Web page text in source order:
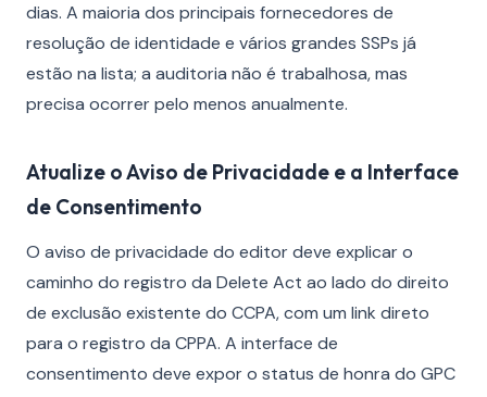
dias. A maioria dos principais fornecedores de
resolução de identidade e vários grandes SSPs já
estão na lista; a auditoria não é trabalhosa, mas
precisa ocorrer pelo menos anualmente.
Atualize o Aviso de Privacidade e a Interface
de Consentimento
O aviso de privacidade do editor deve explicar o
caminho do registro da Delete Act ao lado do direito
de exclusão existente do CCPA, com um link direto
para o registro da CPPA. A interface de
consentimento deve expor o status de honra do GPC